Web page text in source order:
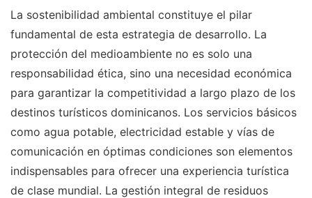
La sostenibilidad ambiental constituye el pilar
fundamental de esta estrategia de desarrollo. La
protección del medioambiente no es solo una
responsabilidad ética, sino una necesidad económica
para garantizar la competitividad a largo plazo de los
destinos turísticos dominicanos. Los servicios básicos
como agua potable, electricidad estable y vías de
comunicación en óptimas condiciones son elementos
indispensables para ofrecer una experiencia turística
de clase mundial. La gestión integral de residuos